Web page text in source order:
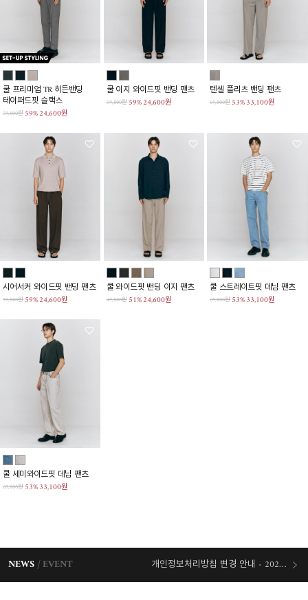
쿨 프리미엄 TR 히든밴딩
테이퍼드핏 슬랙스
59,800원 59%24,600원
쿨 이지 와이드핏 밴딩 팬츠
59,800원 59%24,600원
텐셀 플리츠 밴딩 팬츠
69,800원 53%33,100원
시어서커 와이드핏 밴딩 팬츠
59,800원 59%24,600원
쿨 와이드핏 밴딩 이지 팬츠
49,800원 51%24,600원
쿨 스트레이트핏 데님 팬츠
69,800원 53%33,100원
쿨 세미와이드핏 데님 팬츠
69,800원 53%33,100원
NEWS EVENT 개인정보처리방침 변경 안내 - 2026/07/30 시행